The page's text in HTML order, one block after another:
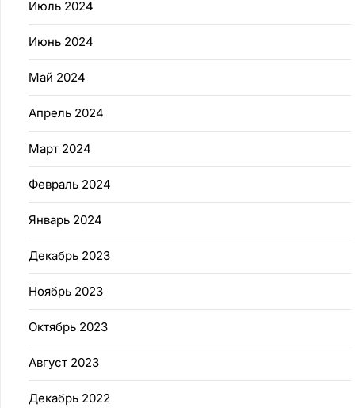
Июль 2024
Июнь 2024
Май 2024
Апрель 2024
Март 2024
Февраль 2024
Январь 2024
Декабрь 2023
Ноябрь 2023
Октябрь 2023
Август 2023
Декабрь 2022